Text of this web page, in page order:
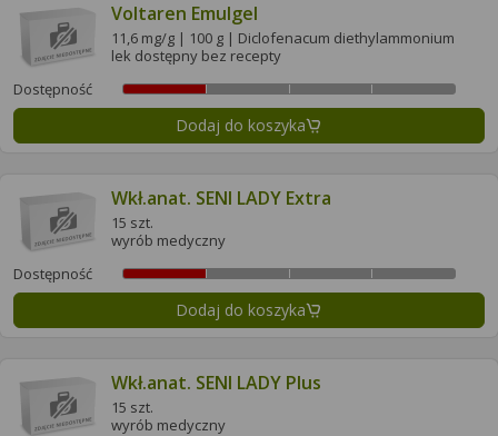
Voltaren Emulgel
11,6 mg/g | 100 g | Diclofenacum diethylammonium
lek dostępny bez recepty
Dostępność
Dodaj do koszyka
Wkł.anat. SENI LADY Extra
15 szt.
wyrób medyczny
Dostępność
Dodaj do koszyka
Wkł.anat. SENI LADY Plus
15 szt.
wyrób medyczny